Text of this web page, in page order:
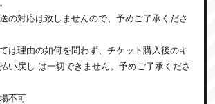
の対応は致しませんので、予めご了承くださ
は理由の如何を問わず、チケット購入後のキ
い戻し は一切できません。予めご了承くださ
不可